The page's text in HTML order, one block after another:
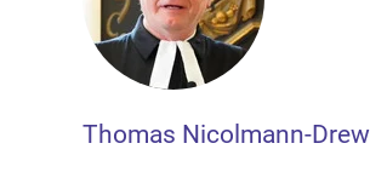
Thomas Nicolmann-